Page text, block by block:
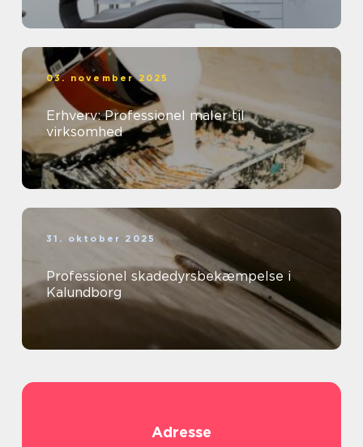
03. november 2025
Erhverv: Professionel maler til
virksomhed
31. oktober 2025
Professionel skadedyrsbekæmpelse i
Kalundborg
Adresse